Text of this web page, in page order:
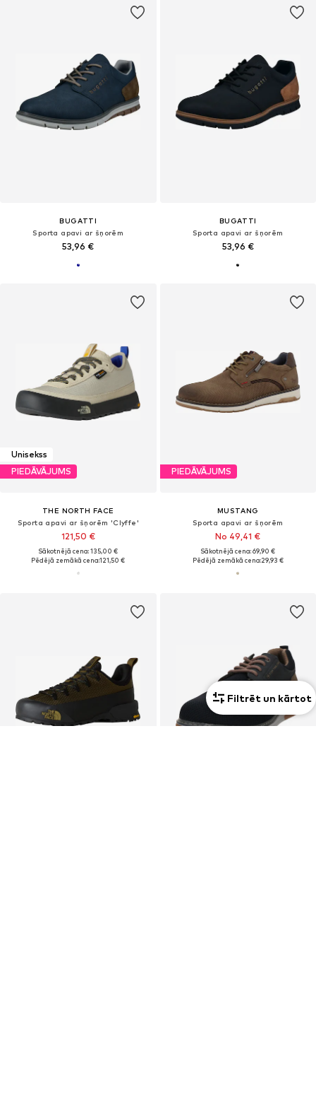
BUGATTI
Sporta apavi ar šņorēm
53,96 €
BUGATTI
Sporta apavi ar šņorēm
53,96 €
Unisekss
PIEDĀVĀJUMS
THE NORTH FACE
Sporta apavi ar šņorēm 'Clyffe'
121,50 €
Sākotnējā cena: 135,00 €
Pēdējā zemākā cena:121,50 €
PIEDĀVĀJUMS
MUSTANG
Sporta apavi ar šņorēm
No 49,41 €
Sākotnējā cena: 69,90 €
Pēdējā zemākā cena:29,93 €
Filtrēt un kārtot